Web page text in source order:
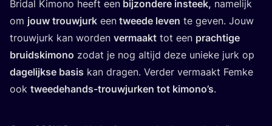
Bri­dal Kimo­no heeft een bij­zon­de­re insteek, name­lijk
om jouw trouw­jurk een twee­de leven te geven. Jouw
trouw­jurk kan wor­den ver­maakt tot een prach­ti­ge
bruids­ki­mo­no zodat je nog altijd deze unie­ke jurk op
dage­lijk­se basis kan dra­gen. Ver­der ver­maakt Fem­ke
ook twee­de­hands-trouw­jur­ken tot kimono’s.